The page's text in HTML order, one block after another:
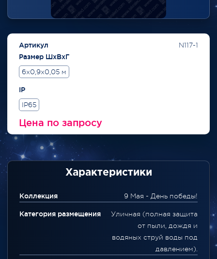
Артикул
N117-1
Размер ШхВхГ
6x0,9x0,05 м
IP
IP65
Цена по запросу
Характеристики
Коллекция 9 Мая - День победы!
Категория размещения
Уличная (полная защита
от пыли, дождя и
водяных струй воды под
давлением).